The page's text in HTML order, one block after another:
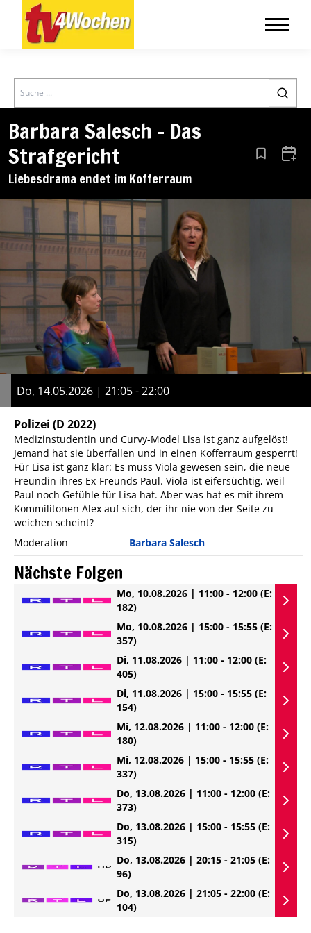
Search
Barbara Salesch – Das
Strafgericht
Liebesdrama endet im Kofferraum
Aus den
Do, 14.05.2026 | 21:05 - 22:00
Polizei (D 2022)
Medizinstudentin und Curvy-Model Lisa ist ganz aufgelöst!
Jemand hat sie überfallen und in einen Kofferraum gesperrt!
Für Lisa ist ganz klar: Es muss Viola gewesen sein, die neue
Freundin ihres Ex-Freunds Paul. Viola ist eifersüchtig, weil
Paul noch Gefühle für Lisa hat. Aber was hat es mit ihrem
Kommilitonen Alex auf sich, der ihr nie von der Seite zu
weichen scheint?
Moderation
Barbara Salesch
Nächste Folgen
Mo, 10.08.2026 | 11:00 - 12:00 (E:
182)
Mo, 10.08.2026 | 15:00 - 15:55 (E:
357)
Di, 11.08.2026 | 11:00 - 12:00 (E:
405)
Di, 11.08.2026 | 15:00 - 15:55 (E:
154)
Mi, 12.08.2026 | 11:00 - 12:00 (E:
180)
Mi, 12.08.2026 | 15:00 - 15:55 (E:
337)
Do, 13.08.2026 | 11:00 - 12:00 (E:
373)
Do, 13.08.2026 | 15:00 - 15:55 (E:
315)
Do, 13.08.2026 | 20:15 - 21:05 (E:
96)
Do, 13.08.2026 | 21:05 - 22:00 (E:
104)